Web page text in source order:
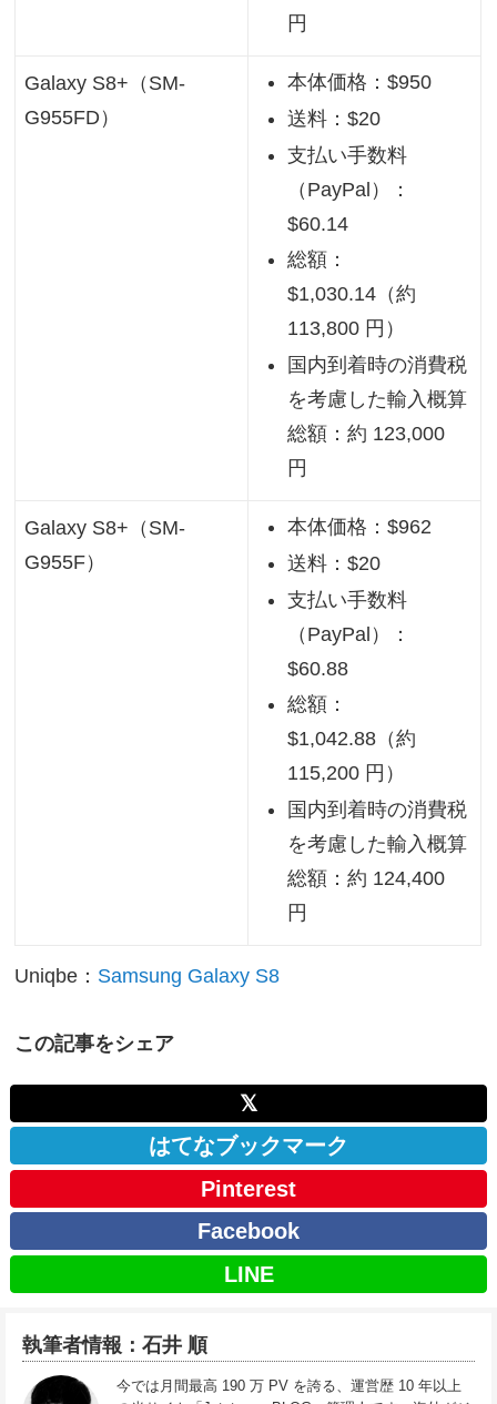
円
Galaxy S8+（SM-
G955FD）
本体価格：$950
送料：$20
支払い手数料
（PayPal）：
$60.14
総額：
$1,030.14（約
113,800 円）
国内到着時の消費税
を考慮した輸入概算
総額：約 123,000
円
Galaxy S8+（SM-
G955F）
本体価格：$962
送料：$20
支払い手数料
（PayPal）：
$60.88
総額：
$1,042.88（約
115,200 円）
国内到着時の消費税
を考慮した輸入概算
総額：約 124,400
円
Uniqbe： Samsung Galaxy S8
この記事をシェア
𝕏
はてなブックマーク
Pinterest
Facebook
LINE
執筆者情報：石井 順
今では月間最高 190 万 PV を誇る、運営歴 10 年以上